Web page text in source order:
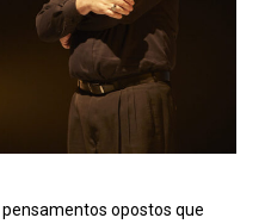
opostos que